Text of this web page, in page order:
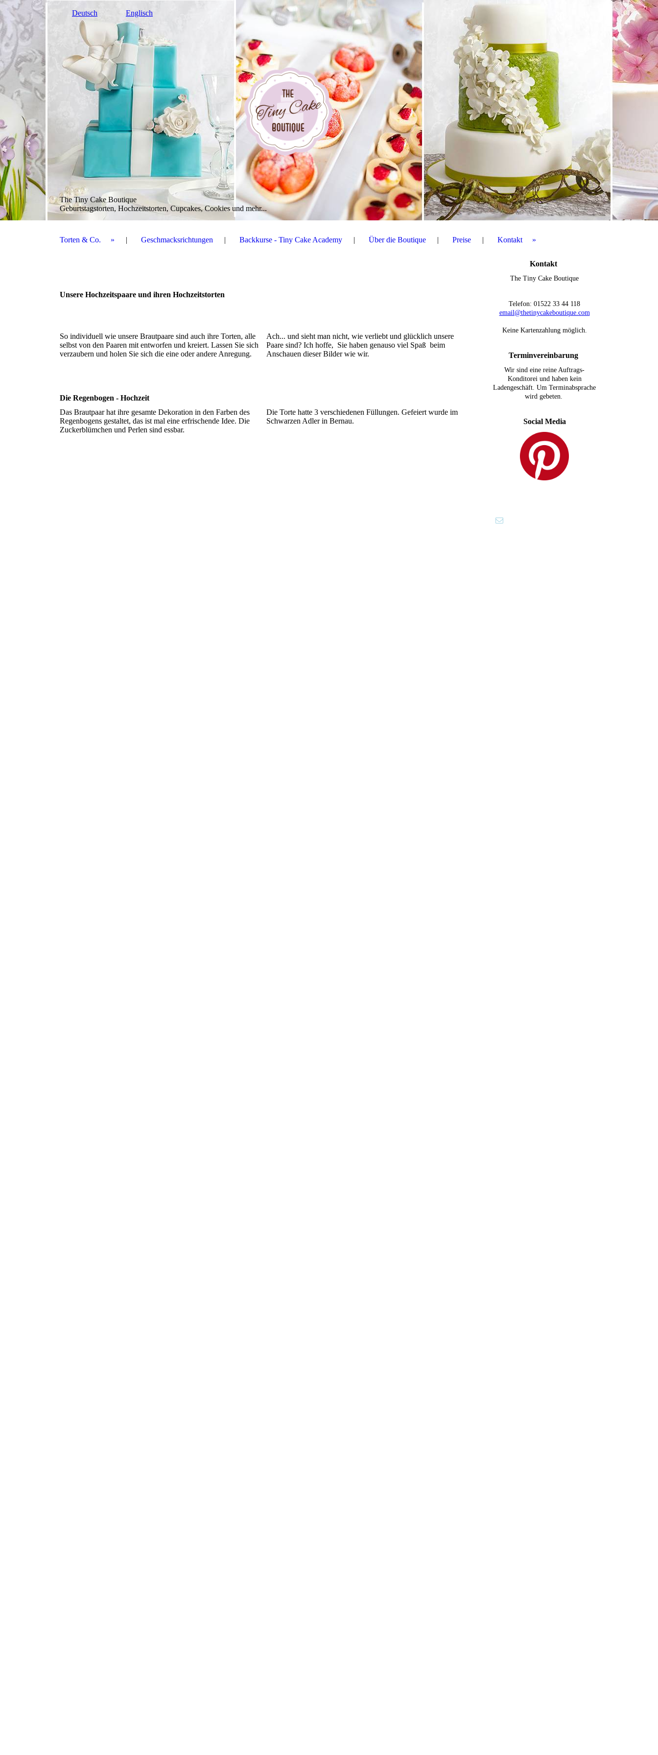
Deutsch Englisch
The Tiny Cake Boutique
Geburtstagstorten, Hochzeitstorten, Cupcakes, Cookies und mehr...
Torten & Co. Geschmacksrichtungen Backkurse - Tiny Cake Academy Über die Boutique Preise Kontakt
Unsere Hochzeitspaare und ihren Hochzeitstorten
So individuell wie unsere Brautpaare sind auch ihre Torten, alle
selbst von den Paaren mit entworfen und kreiert. Lassen Sie sich
verzaubern und holen Sie sich die eine oder andere Anregung.
Ach... und sieht man nicht, wie verliebt und glücklich unsere
Paare sind? Ich hoffe, Sie haben genauso viel Spaß beim
Anschauen dieser Bilder wie wir.
Die Regenbogen - Hochzeit
Das Brautpaar hat ihre gesamte Dekoration in den Farben des
Regenbogens gestaltet, das ist mal eine erfrischende Idee. Die
Zuckerblümchen und Perlen sind essbar.
Die Torte hatte 3 verschiedenen Füllungen. Gefeiert wurde im
Schwarzen Adler in Bernau.
Kontakt
The Tiny Cake Boutique
Telefon: 01522 33 44 118
email@thetinycakeboutique.com
Keine Kartenzahlung möglich.
Terminvereinbarung
Wir sind eine reine Auftrags-
Konditorei und haben kein
Ladengeschäft. Um Terminabsprache
wird gebeten.
Social Media